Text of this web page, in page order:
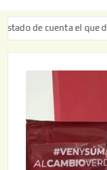
cuenta el que da el susto